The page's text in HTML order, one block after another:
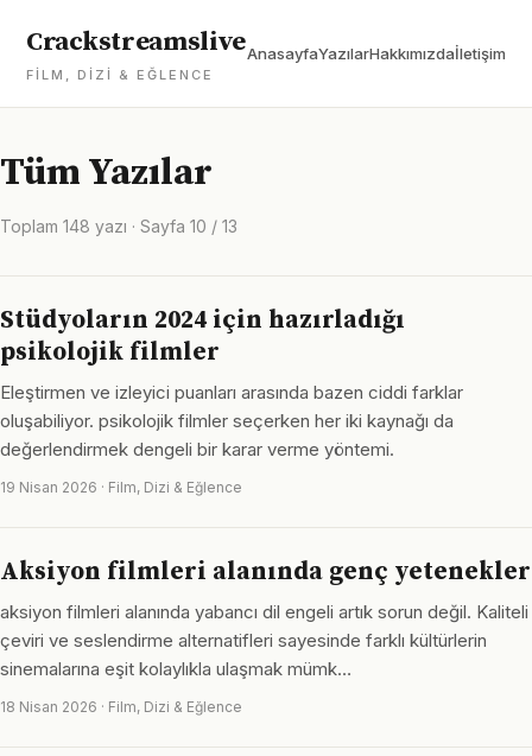
Crackstreamslive
FILM, DIZI & EĞLENCE
AnasayfaYazılarHakkımızdaİletişim
Tüm Yazılar
Toplam 148 yazı · Sayfa 10 / 13
Stüdyoların 2024 için hazırladığı
psikolojik filmler
Eleştirmen ve izleyici puanları arasında bazen ciddi farklar
oluşabiliyor. psikolojik filmler seçerken her iki kaynağı da
değerlendirmek dengeli bir karar verme yöntemi.
19 Nisan 2026 · Film, Dizi & Eğlence
Aksiyon filmleri alanında genç yetenekler
aksiyon filmleri alanında yabancı dil engeli artık sorun değil. Kaliteli
çeviri ve seslendirme alternatifleri sayesinde farklı kültürlerin
sinemalarına eşit kolaylıkla ulaşmak mümk…
18 Nisan 2026 · Film, Dizi & Eğlence